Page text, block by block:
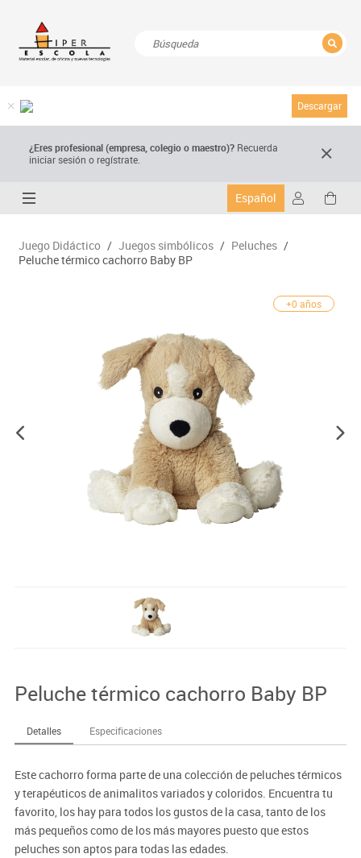
Descargar
¿Eres profesional (empresa, colegio o maestro)? Recuerda
iniciar sesión o regístrate.
Español
Juego Didáctico / Juegos simbólicos / Peluches /
Peluche térmico cachorro Baby BP
+0 años
Peluche térmico cachorro Baby BP
Detalles Especificaciones
Este cachorro forma parte de una colección de peluches térmicos
y terapéuticos de animalitos variados y coloridos. Encuentra tu
favorito, los hay para todos los gustos de la casa, tanto de los
más pequeños como de los más mayores puesto que estos
peluches son aptos para todas las edades.